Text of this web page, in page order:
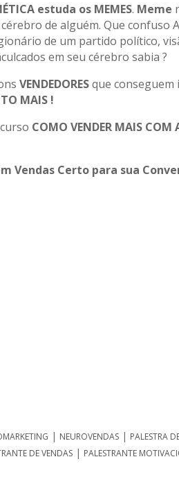
estuda os MEMES. Meme
de alguém. Que confuso
de um partido político,
em seu cérebro sabia ?
VENDEDORESque conseguem
MAIS !
COMO VENDER MAIS COM
Vendas Certo para sua
| NEUROVENDAS | PALESTRA
DE VENDAS| PALESTRANTE